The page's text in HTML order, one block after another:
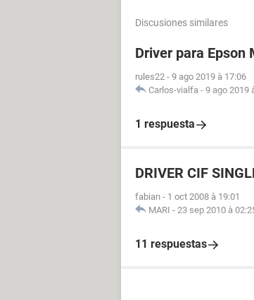
Discusiones similares
Driver para Epson
rules22 - 9 ago 2019 à 17:06
Carlos-vialfa - 9 ago 2019
1 respuesta
DRIVER CIF
fabian - 1 oct 2008 à 19:01
MARI - 23 sep 2010 à
11 respuestas